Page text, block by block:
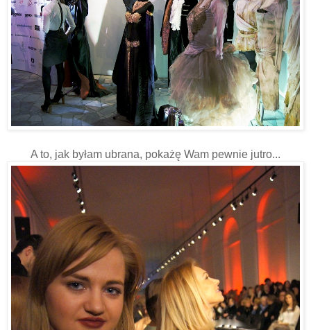
A to, jak byłam ubrana, pokażę Wam pewnie jutro...